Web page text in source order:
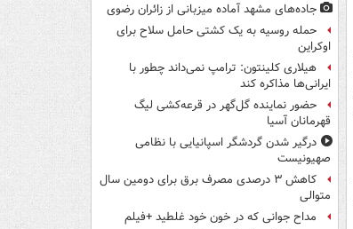
جاده‌های مشهد آماده میزبانی از زائران رضوی
حمله روسیه به یک کشتی حامل سلاح برای
اوکراین
هیلاری کلینتون: ترامپ نمی‌داند چطور با
ایرانی‌ها مذاکره کند
حضور نماینده گل‌گهر در قرعه‌کشی لیگ
قهرمانان آسیا
درگیر شدن گردشگر اسپانیایی با نظامی
صهیونیست
کاهش ۳ درصدی مصرف برق برای دومین سال
متوالی
مداح جوانی که در خون خود غلطید +فیلم